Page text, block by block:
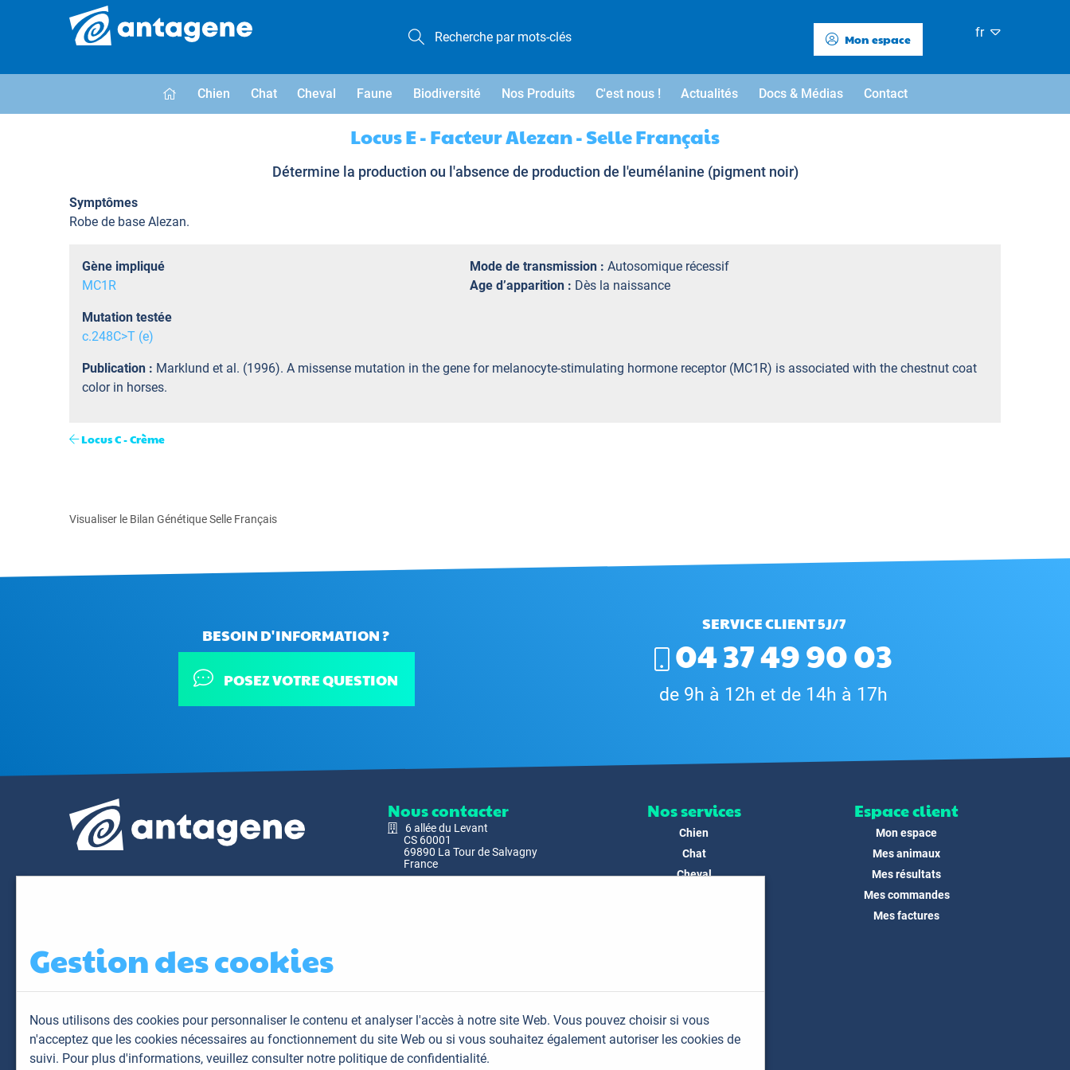
Mon espace fr
Chien Chat Cheval Faune Biodiversité Nos Produits C'est nous ! Actualités Docs & Médias Contact
Locus E - Facteur Alezan - Selle Français
Détermine la production ou l'absence de production de l'eumélanine (pigment noir)
Symptômes
Robe de base Alezan.
Gène impliqué
MC1R
Mutation testée
c.248C>T (e)
Mode de transmission : Autosomique récessif
Age d’apparition : Dès la naissance
Publication : Marklund et al. (1996). A missense mutation in the gene for melanocyte-stimulating hormone receptor (MC1R) is associated with the chestnut coat
color in horses.
Locus C - Crème
Visualiser le Bilan Génétique Selle Français
BESOIN D'INFORMATION ?
POSEZ VOTRE QUESTION
SERVICE CLIENT 5J/7
04 37 49 90 03
de 9h à 12h et de 14h à 17h
Nous contacter
6 allée du Levant
CS 60001
69890 La Tour de Salvagny
France
Nos services
Chien
Chat
Cheval
FAQ
Contact
Espace client
Mon espace
Mes animaux
Mes résultats
Mes commandes
Mes factures
Gestion des cookies
Nous utilisons des cookies pour personnaliser le contenu et analyser l'accès à notre site Web. Vous pouvez choisir si vous
n'acceptez que les cookies nécessaires au fonctionnement du site Web ou si vous souhaitez également autoriser les cookies de
suivi. Pour plus d'informations, veuillez consulter notre politique de confidentialité.